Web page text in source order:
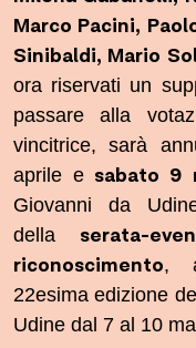
Marco Pacini,
Sinibaldi, Mario
ora riservati un
passare alla
vincitrice, sarà
aprile esabato 9
Giovanni da
della serata-
riconoscimento,
22esima edizione
Udine dal 7 al 10